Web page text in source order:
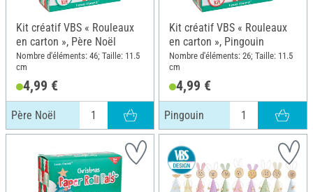
Kit créatif VBS « Rouleaux
en carton », Père Noël
Nombre d'éléments: 46; Taille: 11.5
cm
4,99 €
Père Noël
Kit créatif VBS « Rouleaux
en carton », Pingouin
Nombre d'éléments: 26; Taille: 11.5
cm
4,99 €
Pingouin